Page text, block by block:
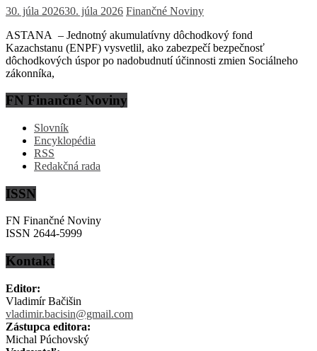
30. júla 202630. júla 2026 Finančné Noviny
ASTANA – Jednotný akumulatívny dôchodkový fond
Kazachstanu (ENPF) vysvetlil, ako zabezpečí bezpečnosť
dôchodkových úspor po nadobudnutí účinnosti zmien Sociálneho
zákonníka,
FN Finančné Noviny
Slovník
Encyklopédia
RSS
Redakčná rada
ISSN
FN Finančné Noviny
ISSN 2644-5999
Kontakt
Editor:
Vladimír Bačišin
vladimir.bacisin@gmail.com
Zástupca editora:
Michal Púchovský